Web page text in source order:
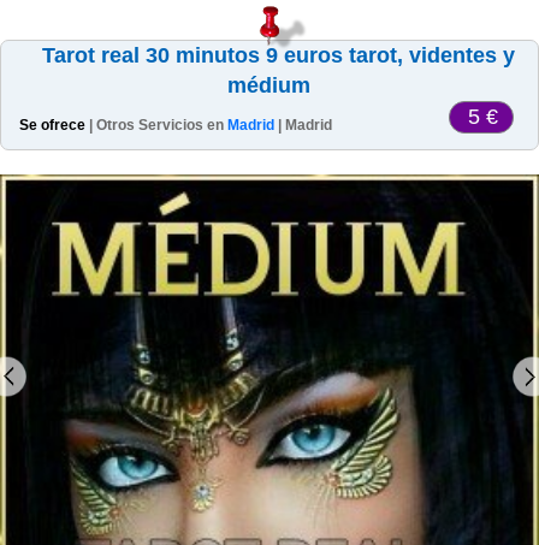
Tarot real 30 minutos 9 euros tarot, videntes y
médium
Se ofrece | Otros Servicios en Madrid | Madrid 5 €